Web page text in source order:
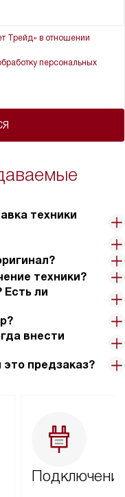
Трейд» в отношении
персональных
техники
техники?
Есть ли
внести
это предзаказ?